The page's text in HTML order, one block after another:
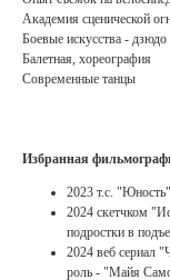
Академия сценической
Боевые искусства -
Балетная, хореография
Современные танцы
Избранная
2023 т.с.
2024 скетчком
подростки в
2024 веб сериал
роль - "Майя